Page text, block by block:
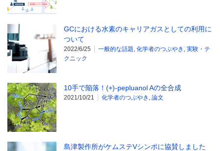
GCにおける水素のキャリアガスとしての利用に
ついて
2022/6/25 一般的な話題 化学者のつぶやき 実験・テ
クニック
10手で陥落！(+)-pepluanol Aの全合成
2021/10/21 化学者のつぶやき 論文
島津製作所がケムステVシンポに協賛しました